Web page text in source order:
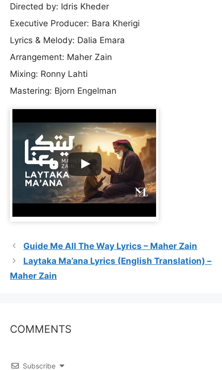
Directed by: Idris Kheder
Executive Producer: Bara Kherigi
Lyrics & Melody: Dalia Emara
Arrangement: Maher Zain
Mixing: Ronny Lahti
Mastering: Bjorn Engelman
Guide Me All The Way Lyrics – Maher Zain
Laytaka Ma’ana Lyrics (English Translation) –
Maher Zain
COMMENTS
Subscribe